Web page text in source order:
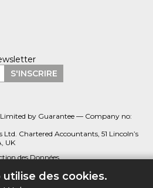
utilise des cookies.
S'INSCRIRE
by Guarantee — Company no:
Ltd. Chartered Accountants, 51 Lincoln’s
UK
des Données